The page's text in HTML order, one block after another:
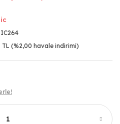
TL (%2,00 havale indirimi)